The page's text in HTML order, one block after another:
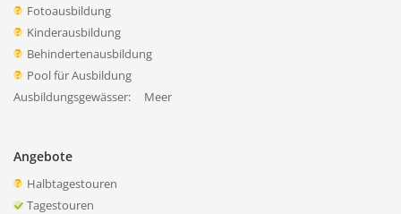
Fotoausbildung
Kinderausbildung
Behindertenausbildung
Pool für Ausbildung
Ausbildungsgewässer:
Meer
Angebote
Halbtagestouren
Tagestouren